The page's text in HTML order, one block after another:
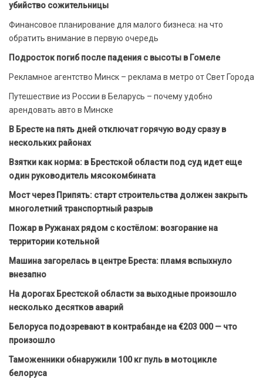
убийство сожительницы
Финансовое планирование для малого бизнеса: на что
обратить внимание в первую очередь
Подросток погиб после падения с высоты в Гомеле
Рекламное агентство Минск – реклама в метро от Свет Города
Путешествие из России в Беларусь – почему удобно
арендовать авто в Минске
В Бресте на пять дней отключат горячую воду сразу в
нескольких районах
Взятки как норма: в Брестской области под суд идет еще
один руководитель мясокомбината
Мост через Припять: старт строительства должен закрыть
многолетний транспортный разрыв
Пожар в Ружанах рядом с костёлом: возгорание на
территории котельной
Машина загорелась в центре Бреста: пламя вспыхнуло
внезапно
На дорогах Брестской области за выходные произошло
несколько десятков аварий
Белоруса подозревают в контрабанде на €203 000 — что
произошло
Таможенники обнаружили 100 кг пуль в мотоцикле
белоруса